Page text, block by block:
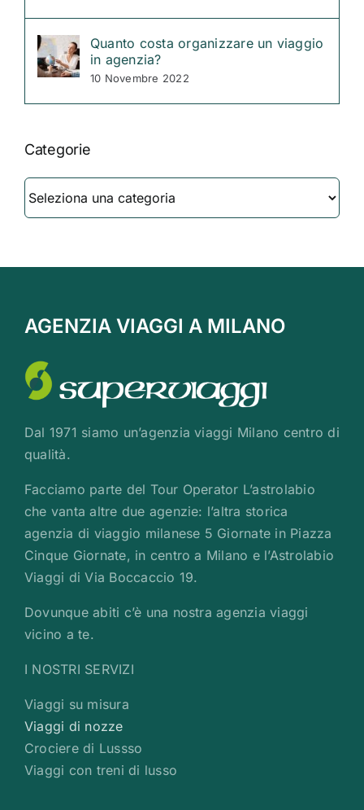
Quanto costa organizzare un viaggio
in agenzia?
10 Novembre 2022
Categorie
Categorie
AGENZIA VIAGGI A MILANO
Dal 1971 siamo un’agenzia viaggi Milano centro di
qualità.
Facciamo parte del Tour Operator L’astrolabio
che vanta altre due agenzie: l’altra storica
agenzia di viaggio milanese 5 Giornate in Piazza
Cinque Giornate, in centro a Milano e l’Astrolabio
Viaggi di Via Boccaccio 19.
Dovunque abiti c’è una nostra agenzia viaggi
vicino a te.
I NOSTRI SERVIZI
Viaggi su misura
Viaggi di nozze
Crociere di Lussso
Viaggi con treni di lusso